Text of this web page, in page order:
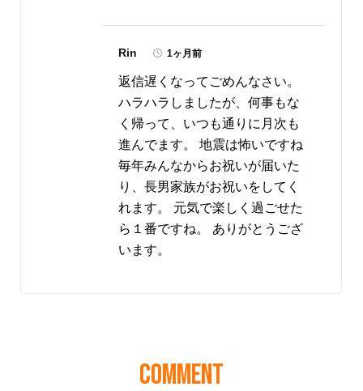
Rin 1ヶ月前
返信遅くなってごめんなさい。
ハラハラしましたが、何事もな
く帰って、いつも通りに月次も
進んでます。 地震は怖いですね
毎年みんなからお祝いが届いた
り、長男家族がお祝いをしてく
れます。 元気で楽しく過ごせた
ら１番ですね。 ありがとうござ
います。
COMMENT